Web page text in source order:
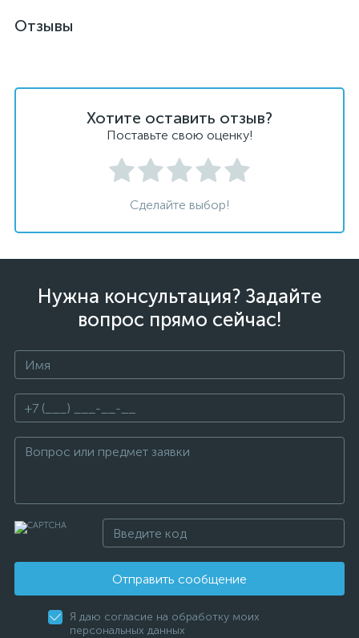
Отзывы
Хотите оставить отзыв?
Поставьте свою оценку!
Сделайте выбор!
Нужна консультация? Задайте
вопрос прямо сейчас!
Отправить сообщение
Я даю согласие на обработку моих
персональных данных